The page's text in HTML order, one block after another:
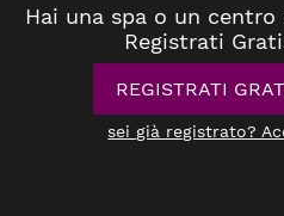
Hai una spa o un centro
Registrati
REGISTRATI
sei già registrato?